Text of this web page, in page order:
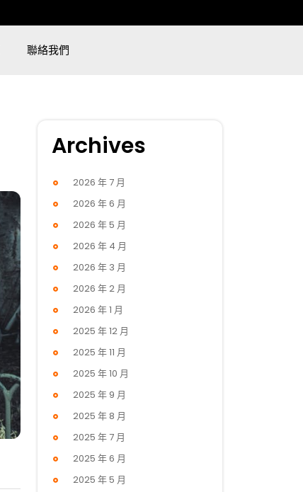
聯絡我們
Archives
2026 年 7 月
2026 年 6 月
2026 年 5 月
2026 年 4 月
2026 年 3 月
2026 年 2 月
2026 年 1 月
2025 年 12 月
2025 年 11 月
2025 年 10 月
2025 年 9 月
2025 年 8 月
2025 年 7 月
2025 年 6 月
2025 年 5 月